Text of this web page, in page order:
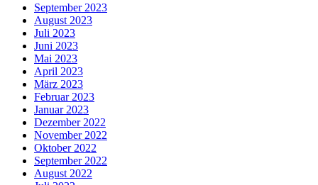
September 2023
August 2023
Juli 2023
Juni 2023
Mai 2023
April 2023
März 2023
Februar 2023
Januar 2023
Dezember 2022
November 2022
Oktober 2022
September 2022
August 2022